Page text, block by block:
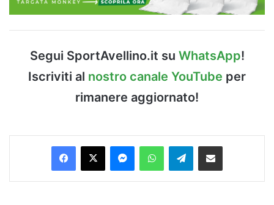
Segui SportAvellino.it su WhatsApp!
Iscriviti al nostro canale YouTube per
rimanere aggiornato!
Facebook
X MessengerWhatsAppTelegramCondividi via Email